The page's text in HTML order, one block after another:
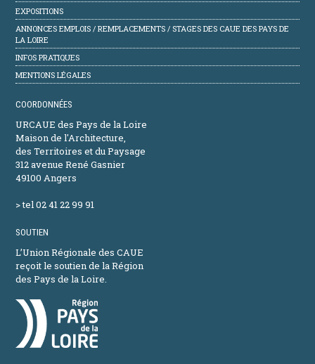
EXPOSITIONS
ANNONCES EMPLOIS / REMPLACEMENTS / STAGES DES CAUE DES PAYS DE
LA LOIRE
INFOS PRATIQUES
MENTIONS LÉGALES
COORDONNÉES
URCAUE des Pays de la Loire
Maison de l'Architecture,
des Territoires et du Paysage
312 avenue René Gasnier
49100 Angers
> tel 02 41 22 99 91
SOUTIEN
L’Union Régionale des CAUE
reçoit le soutien de la Région
des Pays de la Loire.